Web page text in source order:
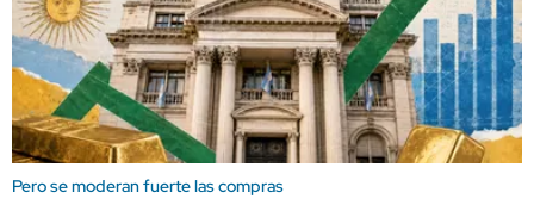
Pero se moderan fuerte las compras